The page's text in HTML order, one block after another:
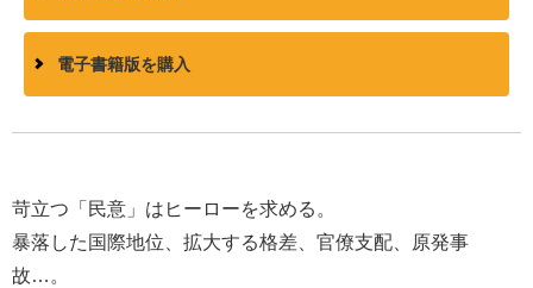
電子書籍版を購入
苛立つ「民意」はヒーローを求める。
暴落した国際地位、拡大する格差、官僚支配、原発事
故…。